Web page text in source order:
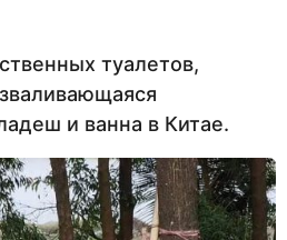
туалетов,
и ванна в Китае.